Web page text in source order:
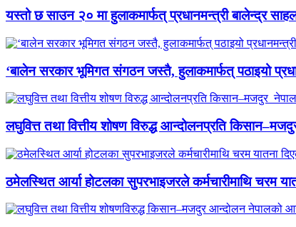
यस्तो छ साउन २० मा हुलाकमार्फत् प्रधानमन्त्री बालेन्द्र
‘बालेन सरकार भूमिगत संगठन जस्तै, हुलाकमार्फत् पठाइयो
लघुवित्त तथा वित्तीय शोषण विरुद्ध आन्दोलनप्रति
ठमेलस्थित आर्या होटलका सुपरभाइजरले कर्मचारीमाथि चरम